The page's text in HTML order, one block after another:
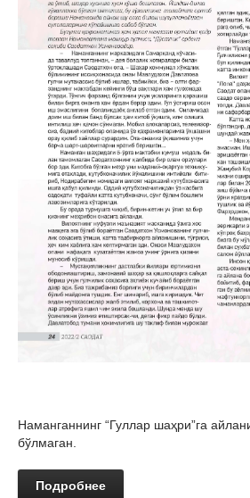
Наманганнинг “Гуллар шаҳри”га
бўлмаган.
Подробнее